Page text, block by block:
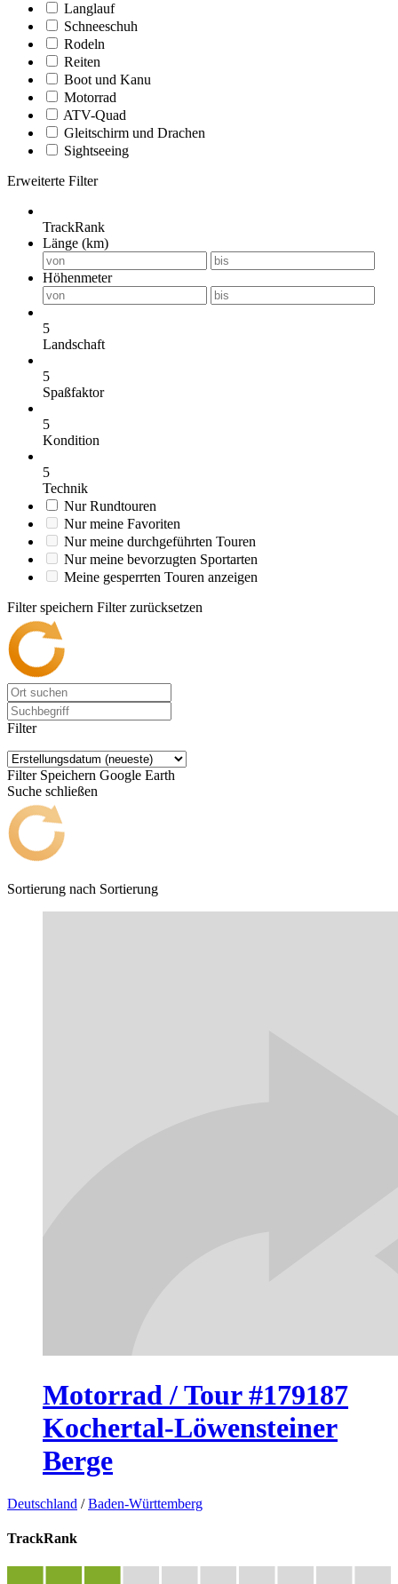
Langlauf
Schneeschuh
Rodeln
Reiten
Boot und Kanu
Motorrad
ATV-Quad
Gleitschirm und Drachen
Sightseeing
Erweiterte Filter
TrackRank
Länge (km)
Höhenmeter
5
Landschaft
5
Spaßfaktor
5
Kondition
5
Technik
Nur Rundtouren
Nur meine Favoriten
Nur meine durchgeführten Touren
Nur meine bevorzugten Sportarten
Meine gesperrten Touren anzeigen
Filter speichern Filter zurücksetzen
Filter
Filter Speichern Google Earth
Suche schließen
Sortierung nach Sortierung
Motorrad / Tour #179187
Kochertal-Löwensteiner
Berge
Deutschland /Baden-Württemberg
TrackRank